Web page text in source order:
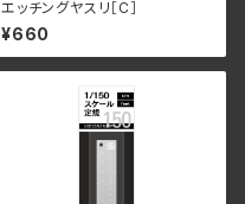
エッチングヤスリ［C］
¥660